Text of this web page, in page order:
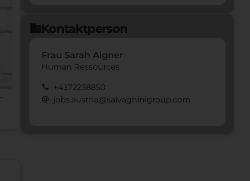
domainKontaktperson
Frau Sarah Aigner
Human Ressources
call +4372238850
alternate_email jobs.austria@salvagninigroup.com